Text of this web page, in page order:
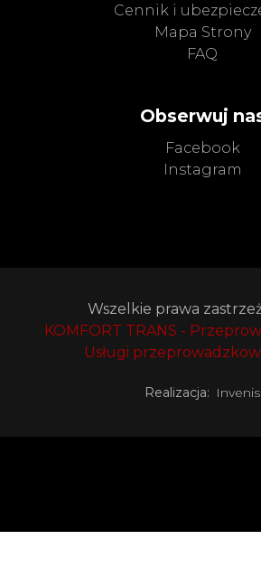
Cennik i
Mapa Strony
FAQ
Obserwuj
Facebook
Instagram
Wszelkie prawa
KOMFORT TRANS -
Usługi
Realizacja: Invenis